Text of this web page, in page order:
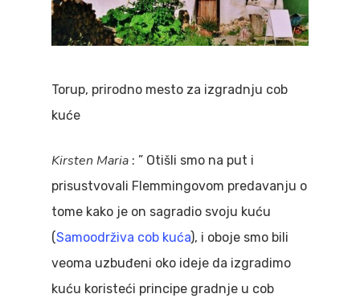
Torup, prirodno mesto za izgradnju cob
kuće
Kirsten Maria : ” Otišli smo na put i
prisustvovali Flemmingovom predavanju o
tome kako je on sagradio svoju kuću
(Samoodrživa cob kuća), i oboje smo bili
veoma uzbuđeni oko ideje da izgradimo
kuću koristeći principe gradnje u cob